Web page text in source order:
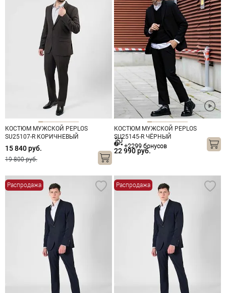
КОСТЮМ МУЖСКОЙ PEPLOS
SU25107-R КОРИЧНЕВЫЙ
15 840 руб.
19 800 руб.
КОСТЮМ МУЖСКОЙ PEPLOS
SU25145-R ЧЁРНЫЙ
22 990 руб.
+2299 бонусов
Распродажа Распродажа